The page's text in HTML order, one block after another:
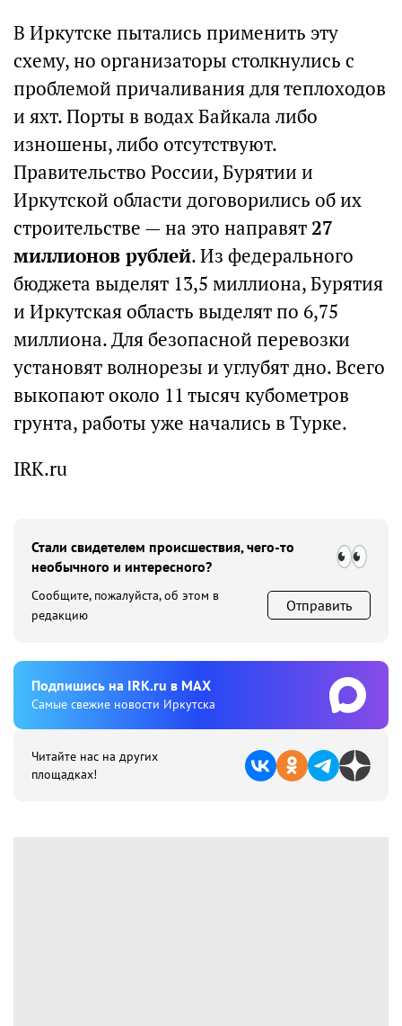
В Иркутске пытались применить эту
схему, но организаторы столкнулись с
проблемой причаливания для теплоходов
и яхт. Порты в водах Байкала либо
изношены, либо отсутствуют.
Правительство России, Бурятии и
Иркутской области договорились об их
строительстве — на это направят27
миллионов рублей. Из федерального
бюджета выделят 13,5 миллиона, Бурятия
и Иркутская область выделят по 6,75
миллиона. Для безопасной перевозки
установят волнорезы и углубят дно. Всего
выкопают около 11 тысяч кубометров
грунта, работы уже начались в Турке.
IRK.ru
Стали свидетелем происшествия, чего-то
необычного и интересного?
Сообщите, пожалуйста, об этом в
редакцию
Отправить
Подпишиcь на IRK.ru в MAX
Cамые свежие новости Иркутска
Читайте нас на других
площадках!